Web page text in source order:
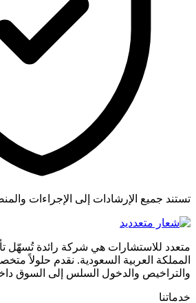
تستند جميع الإرشادات إلى الإجراءات
متعدد للاستشارات هي شركة رائدة تُسهّل
المملكة العربية السعودية. نقدم حلولاً
والتراخيص والدخول السلس إلى السوق
خدماتنا